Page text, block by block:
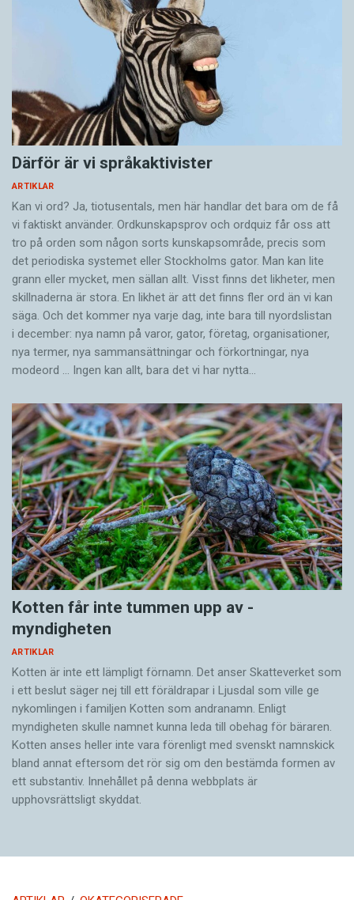
Därför är vi språkaktivister
ARTIKLAR
Kan vi ord? Ja, tiotusentals, men här handlar det bara om de få
vi faktiskt använder. Ordkunskapsprov och ordquiz får oss att
tro på orden som någon sorts kunskapsområde, precis som
det periodiska systemet eller Stockholms gator. Man kan lite
grann eller mycket, men sällan allt. Visst finns det likheter, men
skillnaderna är stora. En likhet är att det finns fler ord än vi kan
säga. Och det kommer nya varje dag, inte bara till nyordslistan
i december: nya namn på varor, gator, företag, organisationer,
nya termer, nya samman­sättningar och förkortningar, nya
modeord … Ingen kan allt, bara det vi har nytta…
Kotten får inte tummen upp av ­
myndigheten
ARTIKLAR
Kotten är inte ett lämpligt förnamn. Det anser Skatte­verket som
i ett beslut säger nej till ett föräldra­par i Ljusdal som ville ge
nykomlingen i familjen Kotten som andranamn. Enligt
myndigheten skulle namnet kunna leda till obehag för bäraren.
Kotten anses heller inte vara förenligt med svenskt namnskick
bland annat eftersom det rör sig om den bestämda formen av
ett substantiv. Innehållet på denna webbplats är
upphovsrättsligt skyddat.